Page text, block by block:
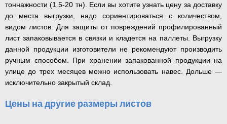
тоннажности (1.5-20 тн). Если вы хотите узнать цену за доставку
до места выгрузки, надо сориентироваться с количеством,
видом листов. Для защиты от повреждений профилированный
лист запаковывается в связки и кладется на паллеты. Выгрузку
данной продукции изготовители не рекомендуют производить
ручным способом. При хранении запакованной продукции на
улице до трех месяцев можно использовать навес. Дольше —
исключительно закрытый склад.
Цены на другие размеры листов